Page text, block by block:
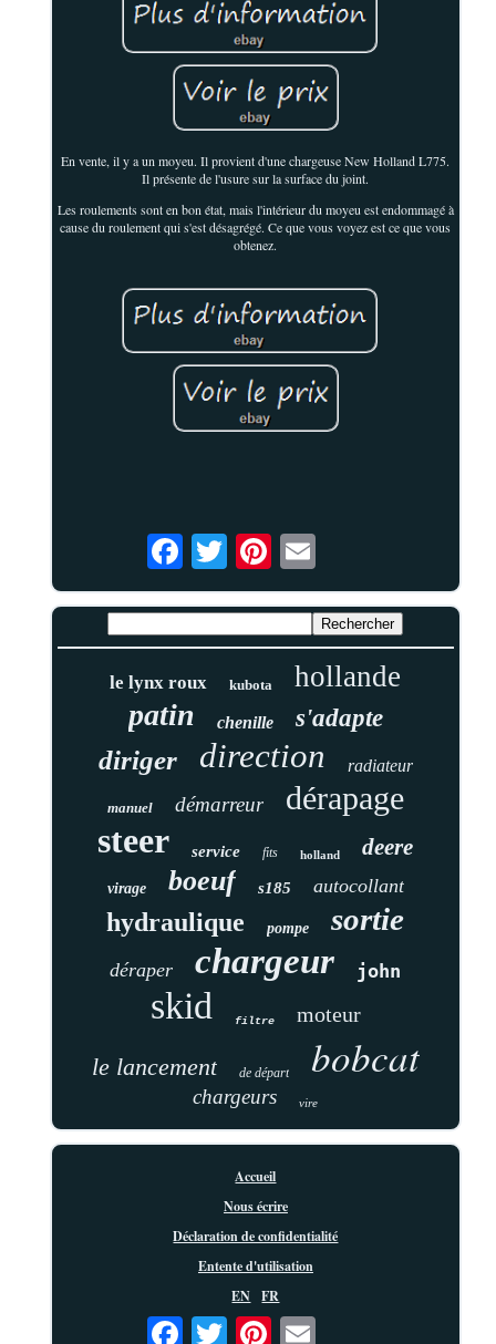
En vente, il y a un moyeu. Il provient d'une chargeuse New Holland L775.
Il présente de l'usure sur la surface du joint.
Les roulements sont en bon état, mais l'intérieur du moyeu est endommagé à
cause du roulement qui s'est désagrégé. Ce que vous voyez est ce que vous
obtenez.
le lynx roux kubota hollande
patin chenille s'adapte
diriger direction radiateur
manuel démarreur dérapage
steer service fits holland deere
virage boeuf s185 autocollant
hydraulique pompe sortie
déraper chargeur john
skid filtre moteur
le lancement de départ bobcat
chargeurs vire
Accueil
Nous écrire
Déclaration de confidentialité
Entente d'utilisation
EN
FR